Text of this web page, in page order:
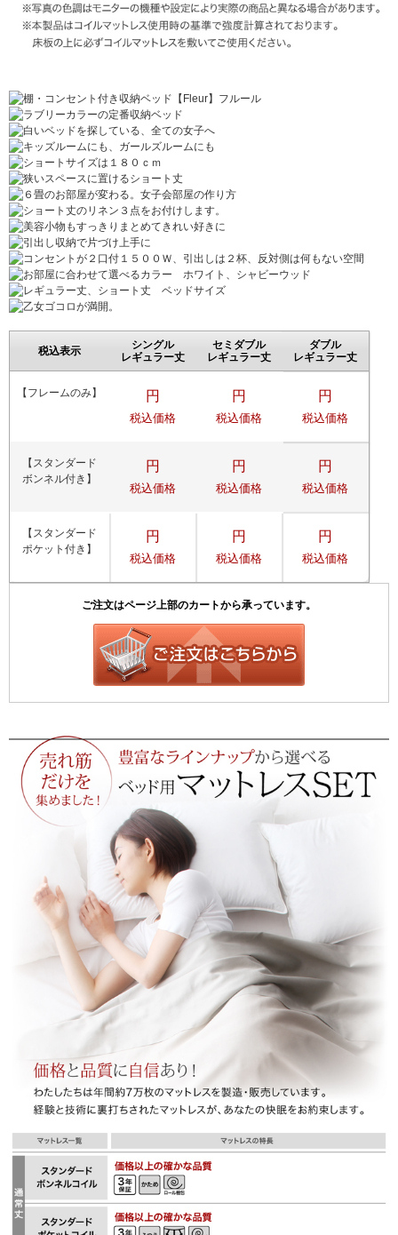
税込表示
シングル
レギュラー丈
セミダブル
レギュラー丈
ダブル
レギュラー丈
【フレームのみ】 円
税込価格
円
税込価格
円
税込価格
【スタンダード
ボンネル付き】
円
税込価格
円
税込価格
円
税込価格
【スタンダード
ポケット付き】
円
税込価格
円
税込価格
円
税込価格